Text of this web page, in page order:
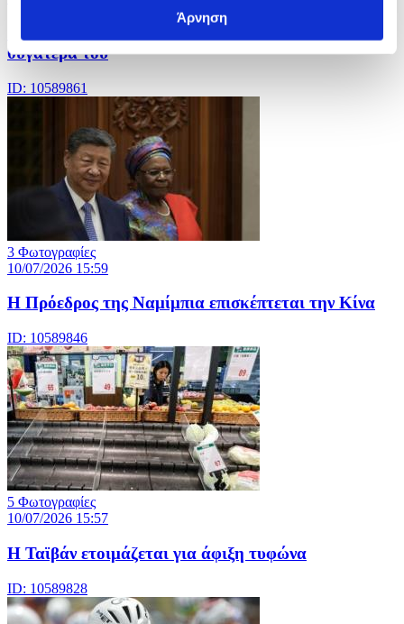
Άρνηση
θυγατέρα του
ID: 10589861
3 Φωτογραφίες
10/07/2026 15:59
Η Πρόεδρος της Ναμίμπια επισκέπτεται την Κίνα
ID: 10589846
5 Φωτογραφίες
10/07/2026 15:57
Η Ταϊβάν ετοιμάζεται για άφιξη τυφώνα
ID: 10589828